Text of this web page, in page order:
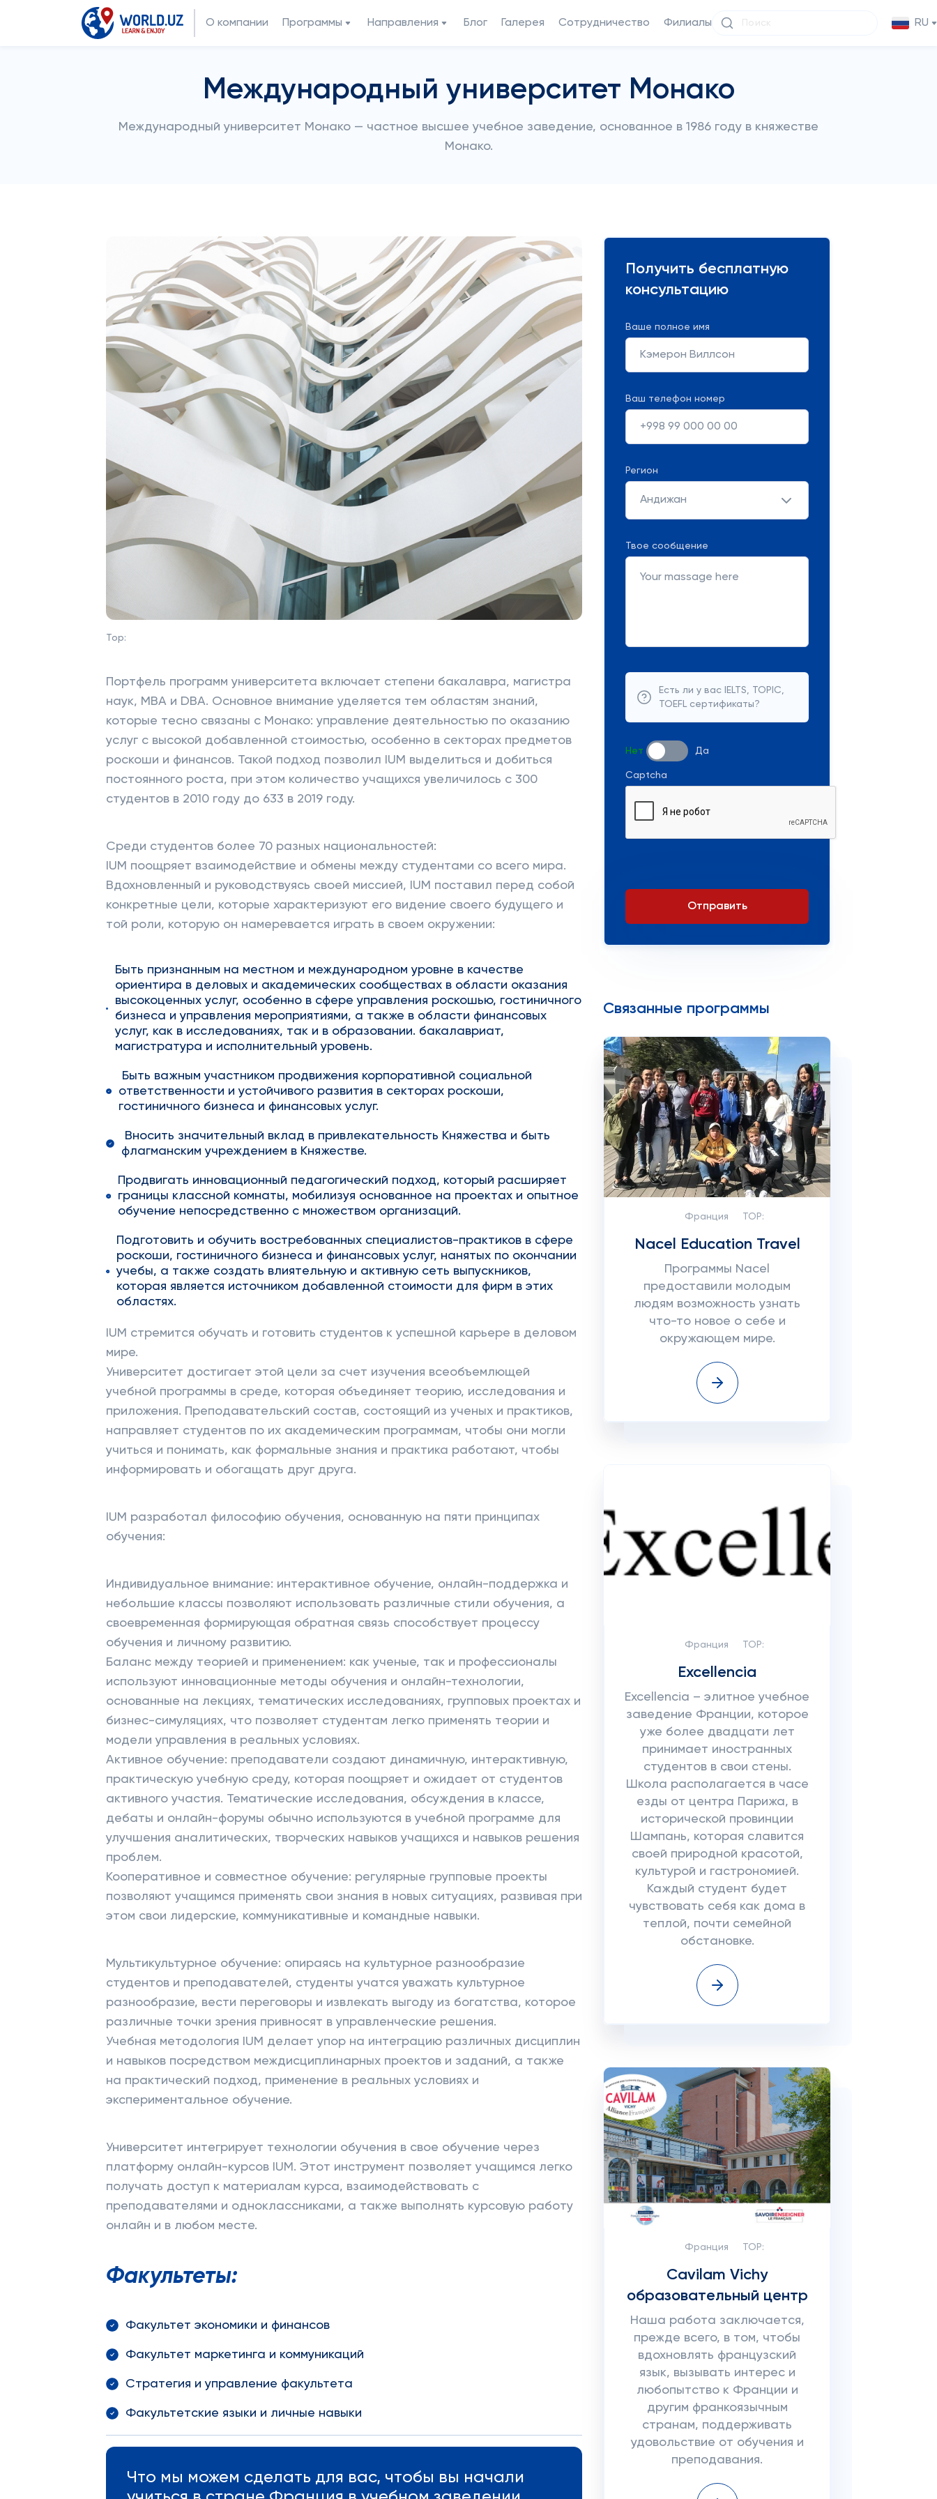
О компании Программы Направления Блог Галерея Сотрудничество Филиалы RU
Международный университет Монако
Международный университет Монако — частное высшее учебное заведение, основанное в 1986 году в княжестве
Монако.
Top:
Портфель программ университета включает степени бакалавра, магистра
наук, MBA и DBA. Основное внимание уделяется тем областям знаний,
которые тесно связаны с Монако: управление деятельностью по оказанию
услуг с высокой добавленной стоимостью, особенно в секторах предметов
роскоши и финансов. Такой подход позволил IUM выделиться и добиться
постоянного роста, при этом количество учащихся увеличилось с 300
студентов в 2010 году до 633 в 2019 году.
Среди студентов более 70 разных национальностей:
IUM поощряет взаимодействие и обмены между студентами со всего мира.
Вдохновленный и руководствуясь своей миссией, IUM поставил перед собой
конкретные цели, которые характеризуют его видение своего будущего и
той роли, которую он намеревается играть в своем окружении:
Быть признанным на местном и международном уровне в качестве
ориентира в деловых и академических сообществах в области оказания
высокоценных услуг, особенно в сфере управления роскошью, гостиничного
бизнеса и управления мероприятиями, а также в области финансовых
услуг, как в исследованиях, так и в образовании. бакалавриат,
магистратура и исполнительный уровень.
Быть важным участником продвижения корпоративной социальной
ответственности и устойчивого развития в секторах роскоши,
гостиничного бизнеса и финансовых услуг.
Вносить значительный вклад в привлекательность Княжества и быть
флагманским учреждением в Княжестве.
Продвигать инновационный педагогический подход, который расширяет
границы классной комнаты, мобилизуя основанное на проектах и опытное
обучение непосредственно с множеством организаций.
Подготовить и обучить востребованных специалистов-практиков в сфере
роскоши, гостиничного бизнеса и финансовых услуг, нанятых по окончании
учебы, а также создать влиятельную и активную сеть выпускников,
которая является источником добавленной стоимости для фирм в этих
областях.
IUM стремится обучать и готовить студентов к успешной карьере в деловом
мире.
Университет достигает этой цели за счет изучения всеобъемлющей
учебной программы в среде, которая объединяет теорию, исследования и
приложения. Преподавательский состав, состоящий из ученых и практиков,
направляет студентов по их академическим программам, чтобы они могли
учиться и понимать, как формальные знания и практика работают, чтобы
информировать и обогащать друг друга.
IUM разработал философию обучения, основанную на пяти принципах
обучения:
Индивидуальное внимание: интерактивное обучение, онлайн-поддержка и
небольшие классы позволяют использовать различные стили обучения, а
своевременная формирующая обратная связь способствует процессу
обучения и личному развитию.
Баланс между теорией и применением: как ученые, так и профессионалы
используют инновационные методы обучения и онлайн-технологии,
основанные на лекциях, тематических исследованиях, групповых проектах и
​​бизнес-симуляциях, что позволяет студентам легко применять теории и
модели управления в реальных условиях.
Активное обучение: преподаватели создают динамичную, интерактивную,
практическую учебную среду, которая поощряет и ожидает от студентов
активного участия. Тематические исследования, обсуждения в классе,
дебаты и онлайн-форумы обычно используются в учебной программе для
улучшения аналитических, творческих навыков учащихся и навыков решения
проблем.
Кооперативное и совместное обучение: регулярные групповые проекты
позволяют учащимся применять свои знания в новых ситуациях, развивая при
этом свои лидерские, коммуникативные и командные навыки.
Мультикультурное обучение: опираясь на культурное разнообразие
студентов и преподавателей, студенты учатся уважать культурное
разнообразие, вести переговоры и извлекать выгоду из богатства, которое
различные точки зрения привносят в управленческие решения.
Учебная методология IUM делает упор на интеграцию различных дисциплин
и навыков посредством междисциплинарных проектов и заданий, а также
на практический подход, применение в реальных условиях и
экспериментальное обучение.
Университет интегрирует технологии обучения в свое обучение через
платформу онлайн-курсов IUM. Этот инструмент позволяет учащимся легко
получать доступ к материалам курса, взаимодействовать с
преподавателями и одноклассниками, а также выполнять курсовую работу
онлайн и в любом месте.
Факультеты:
Факультет экономики и финансов
Факультет маркетинга и коммуникаций
Стратегия и управление факультета
Факультетские языки и личные навыки
Что мы можем сделать для вас, чтобы вы начали
Получить бесплатную
консультацию
Ваше полное имя
Ваш телефон номер
Регион
Андижан
Твое сообщение
Есть ли у вас IELTS, TOPIC,
TOEFL сертификаты?
Нет Да
Captcha
Отправить
Связанные программы
Франция TOP:
Nacel Education Travel
Программы Nacel
предоставили молодым
людям возможность узнать
что-то новое о себе и
окружающем мире.
Франция TOP:
Excellencia
Excellencia – элитное учебное
заведение Франции, которое
уже более двадцати лет
принимает иностранных
студентов в свои стены.
Школа располагается в часе
езды от центра Парижа, в
исторической провинции
Шампань, которая славится
своей природной красотой,
культурой и гастрономией.
Каждый студент будет
чувствовать себя как дома в
теплой, почти семейной
обстановке.
Франция TOP:
Cavilam Vichy
образовательный центр
Наша работа заключается,
прежде всего, в том, чтобы
вдохновлять французский
язык, вызывать интерес и
любопытство к Франции и
другим франкоязычным
странам, поддерживать
удовольствие от обучения и
преподавания.